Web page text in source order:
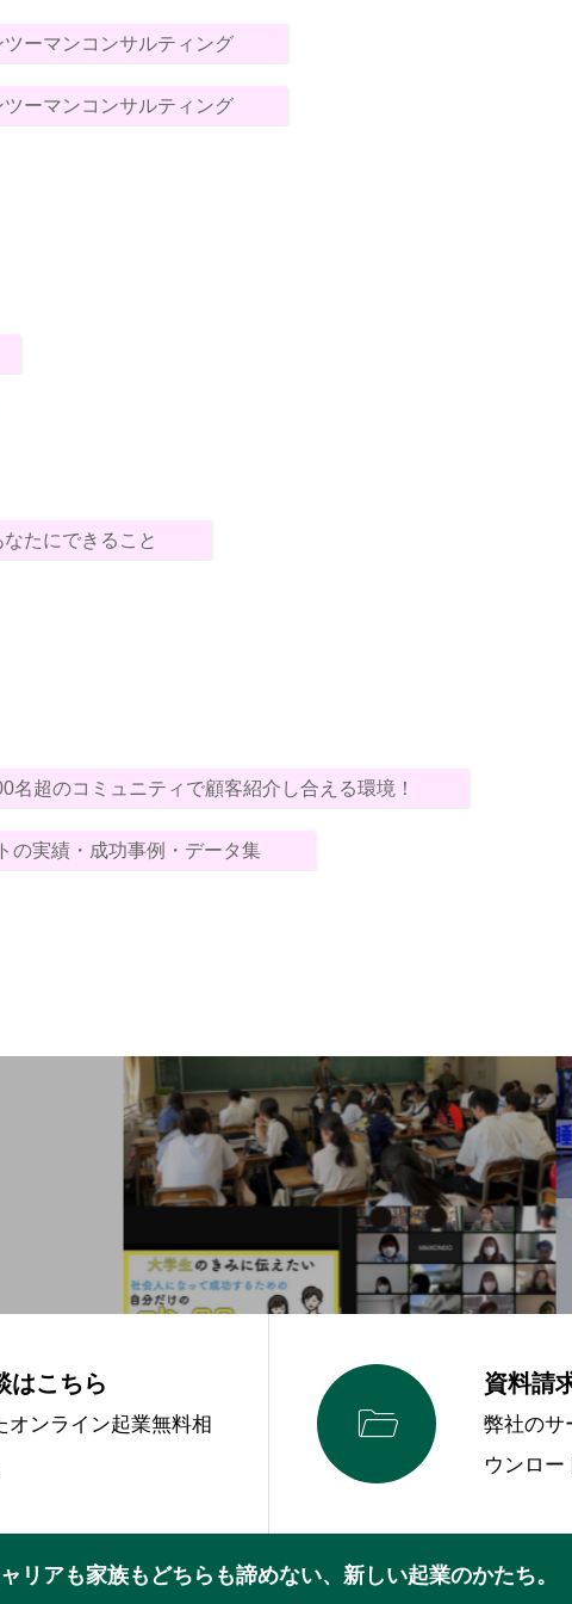
ーマンコンサルティング
ーマンコンサルティング
たにできること
名超のコミュニティで顧客紹介し合える環境！
の実績・成功事例・データ集
はこちら
オンライン起業無料相

資料請
弊社のサ
ウンロー
リアも家族もどちらも諦めない、新しい起業のかたち。